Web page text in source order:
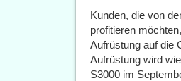
Kunden, die von
profitieren
Aufrüstung auf die
Aufrüstung wird
S3000 im